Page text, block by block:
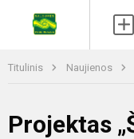
Titulinis Naujienos
Projektas